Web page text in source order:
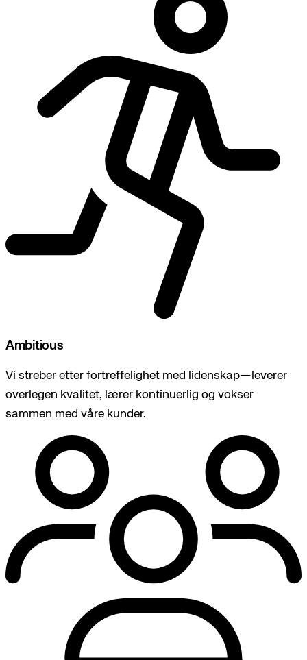
Ambitious
Vi streber etter fortreffelighet med lidenskap—leverer
overlegen kvalitet, lærer kontinuerlig og vokser
sammen med våre kunder.